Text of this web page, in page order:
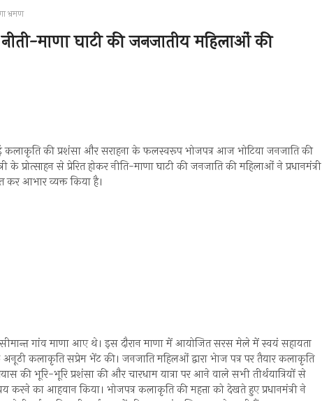
भ्रमण
माणा घाटी की जनजातीय महिलाओं की
गई कलाकृति की प्रशंसा और सराहना के फलस्वरूप भोजपत्र आज भोटिया जनजाति की
से प्रेरित होकर नीति-माणा घाटी की जनजाति की महिलाओं ने प्रधानमंत्री
कर आभार व्यक्त किया है।
सीमान्त गांव माणा आए थे। इस दौरान माणा में आयोजित सरस मेले में स्वयं सहायता
कलाकृति सप्रेम भेंट की। जनजाति महिलओं द्वारा भेाज पत्र पर तैयार कलाकृति
की भूरि-भूरि प्रशंसा की और चारधाम यात्रा पर आने वाले सभी तीर्थयात्रियों से
करने का आहवान किया। भोजपत्र कलाकृति की महत्ता को देखते हुए प्रधानमंत्री ने